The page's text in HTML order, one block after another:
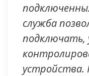
служба
подключать,